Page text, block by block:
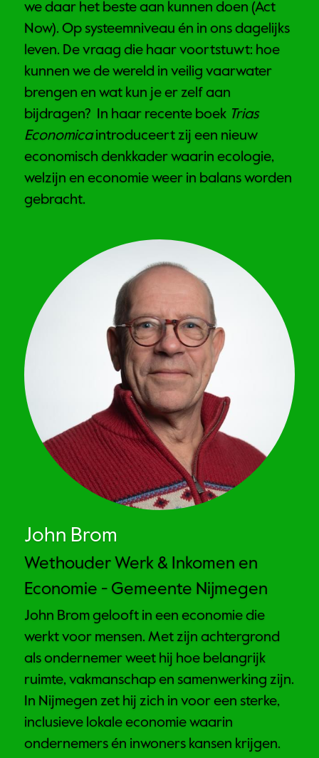
we daar het beste aan kunnen doen (Act
Now). Op systeemniveau én in ons dagelijks
leven. De vraag die haar voortstuwt: hoe
kunnen we de wereld in veilig vaarwater
brengen en wat kun je er zelf aan
bijdragen?  In haar recente boek Trias
Economica introduceert zij een nieuw
economisch denkkader waarin ecologie,
welzijn en economie weer in balans worden
gebracht.
John Brom
Wethouder Werk & Inkomen en
Economie - Gemeente Nijmegen
John Brom gelooft in een economie die
werkt voor mensen. Met zijn achtergrond
als ondernemer weet hij hoe belangrijk
ruimte, vakmanschap en samenwerking zijn.
In Nijmegen zet hij zich in voor een sterke,
inclusieve lokale economie waarin
ondernemers én inwoners kansen krijgen.